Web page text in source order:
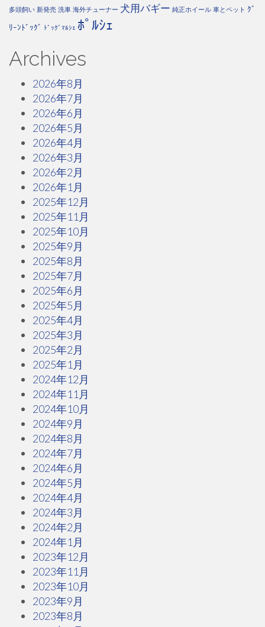
多頭飼い 新発売 洗車 海外チューナー 犬用バギー 純正ホイール 車とペット ｸﾞ
ﾘｰﾝﾄﾞｯｸﾞ ﾄﾞｯｸﾞﾏﾙｼｪ ﾎﾟﾙｼｪ
Archives
2026年8月
2026年7月
2026年6月
2026年5月
2026年4月
2026年3月
2026年2月
2026年1月
2025年12月
2025年11月
2025年10月
2025年9月
2025年8月
2025年7月
2025年6月
2025年5月
2025年4月
2025年3月
2025年2月
2025年1月
2024年12月
2024年11月
2024年10月
2024年9月
2024年8月
2024年7月
2024年6月
2024年5月
2024年4月
2024年3月
2024年2月
2024年1月
2023年12月
2023年11月
2023年10月
2023年9月
2023年8月